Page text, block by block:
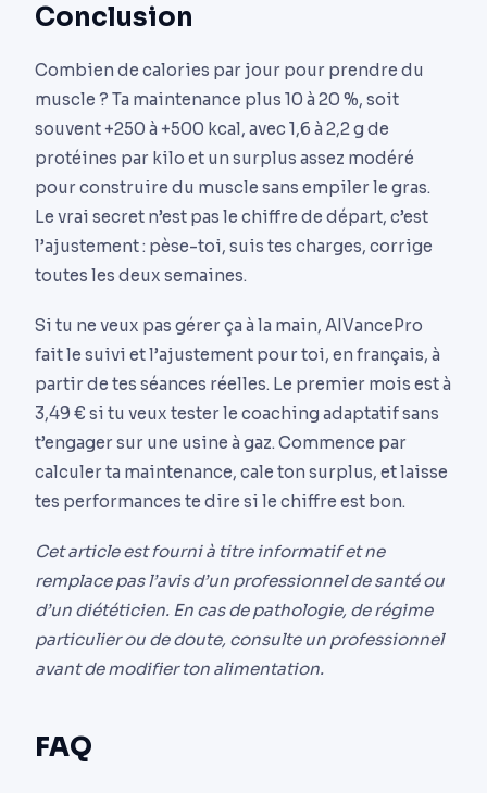
Conclusion
Combien de calories par jour pour prendre du
muscle ? Ta maintenance plus 10 à 20 %, soit
souvent +250 à +500 kcal, avec 1,6 à 2,2 g de
protéines par kilo et un surplus assez modéré
pour construire du muscle sans empiler le gras.
Le vrai secret n’est pas le chiffre de départ, c’est
l’ajustement : pèse-toi, suis tes charges, corrige
toutes les deux semaines.
Si tu ne veux pas gérer ça à la main, AIVancePro
fait le suivi et l’ajustement pour toi, en français, à
partir de tes séances réelles. Le premier mois est à
3,49 € si tu veux tester le coaching adaptatif sans
t’engager sur une usine à gaz. Commence par
calculer ta maintenance, cale ton surplus, et laisse
tes performances te dire si le chiffre est bon.
Cet article est fourni à titre informatif et ne
remplace pas l’avis d’un professionnel de santé ou
d’un diététicien. En cas de pathologie, de régime
particulier ou de doute, consulte un professionnel
avant de modifier ton alimentation.
FAQ